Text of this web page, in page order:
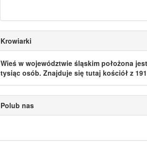
Krowiarki
Wieś w województwie śląskim położona
tysiąc osób. Znajduje się tutaj kościół z
Polub nas